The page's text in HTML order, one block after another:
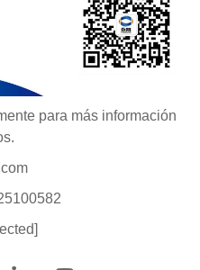
para más información